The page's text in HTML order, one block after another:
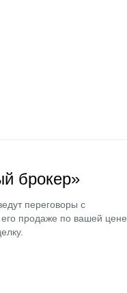
брокер»
переговоры с
продаже по вашей цене